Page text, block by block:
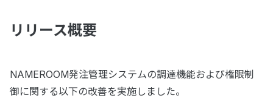
リリース概要
NAMEROOM発注管理システムの調達機能および権限制
御に関する以下の改善を実施しました。